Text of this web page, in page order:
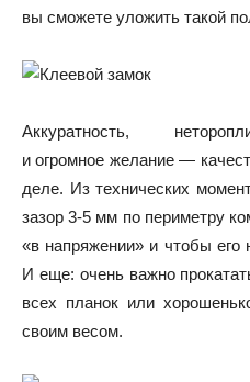
вы сможете уложить такой
Аккуратность,
и огромное желание —
деле. Из технических
зазор 3-5 мм по периметру
«в напряжении» и чтобы его
И еще: очень важно
всех планок или
своим весом.